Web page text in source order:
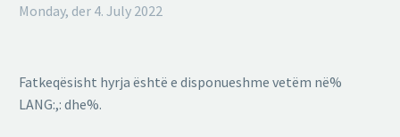
Monday, der 4. July 2022
Fatkeqësisht hyrja është e disponueshme vetëm në%
LANG:,: dhe%.